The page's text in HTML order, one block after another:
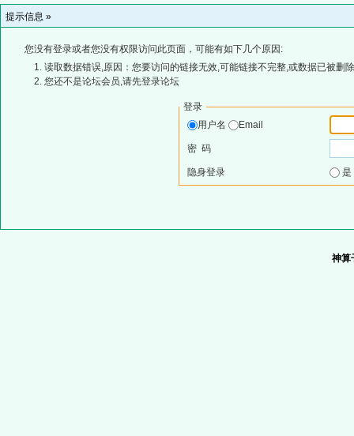
提示信息 »
您没有登录或者您没有权限访问此页面，可能有如下几个原因:
读取数据错误,原因：您要访问的链接无效,可能链接不完整,或数据已被删
您还不是论坛会员,请先登录论坛
登录
用户名
Email
密 码
隐身登录
神算